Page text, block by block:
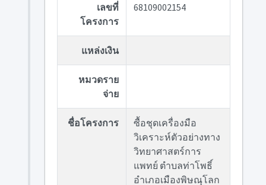
เลขที่
โครงการ
68109002154
แหล่งเงิน
หมวดราย
จ่าย
ชื่อโครงการ
ซื้อชุดเครื่องมือ
วิเคราะห์ตัวอย่างทาง
วิทยาศาสตร์การ
แพทย์ ตำบลท่าโพธิ์
อำเภอเมืองพิษณุโลก